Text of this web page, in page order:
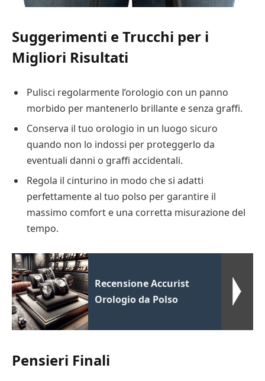
Suggerimenti e Trucchi per i
Migliori Risultati
Pulisci regolarmente l’orologio con un panno
morbido per mantenerlo brillante e senza graffi.
Conserva il tuo orologio in un luogo sicuro
quando non lo indossi per proteggerlo da
eventuali danni o graffi accidentali.
Regola il cinturino in modo che si adatti
perfettamente al tuo polso per garantire il
massimo comfort e una corretta misurazione del
tempo.
Recensione Accurist
Orologio da Polso
Pensieri Finali